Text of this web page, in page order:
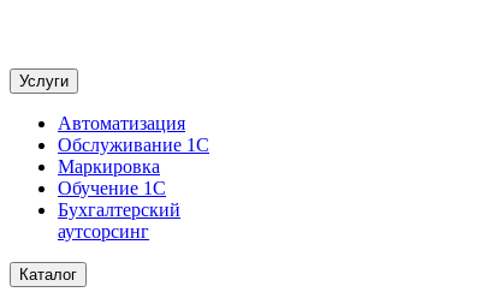
Услуги
Автоматизация
Обслуживание 1С
Маркировка
Обучение 1С
Бухгалтерский
аутсорсинг
Каталог